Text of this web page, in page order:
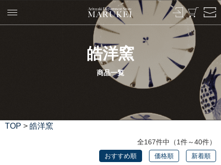
皓洋窯
商品一覧
TOP > 皓洋窯
全167件中（1件～40件）
おすすめ順 価格順 新着順